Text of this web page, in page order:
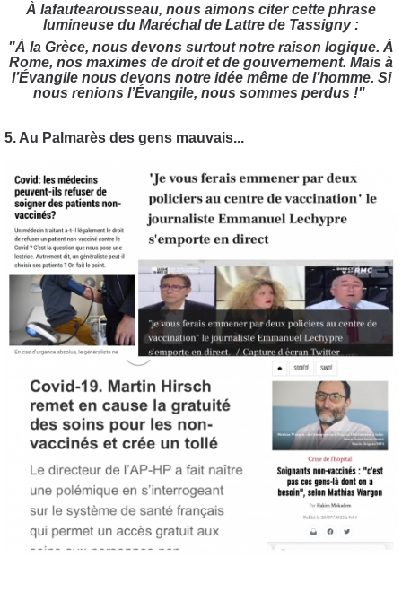
À lafautearousseau, nous aimons citer cette phrase
lumineuse du Maréchal de Lattre de Tassigny :
"À la Grèce, nous devons surtout notre raison logique. À
Rome, nos maximes de droit et de gouvernement. Mais à
l’Évangile nous devons notre idée même de l’homme. Si
nous renions l’Évangile, nous sommes perdus !"
5. Au Palmarès des gens mauvais...